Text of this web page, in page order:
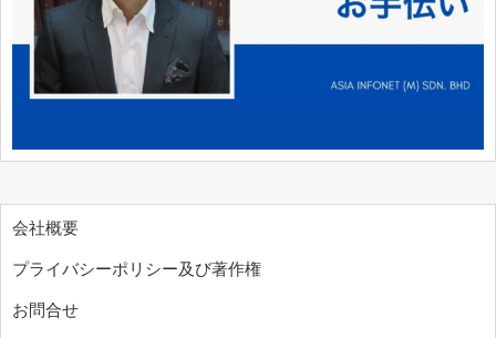
会社概要
プライバシーポリシー及び著作権
お問合せ